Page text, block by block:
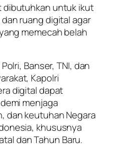
dibutuhkan untuk ikut
ruang digital agar
memecah belah
Banser, TNI, dan
Kapolri
digital dapat
menjaga
dan keutuhan Negara
khususnya
dan Tahun Baru.